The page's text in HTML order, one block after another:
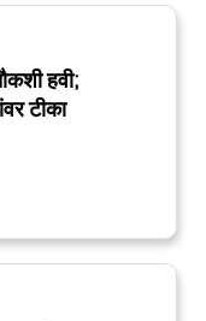
हवी;
टीका